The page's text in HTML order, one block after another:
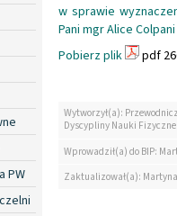
PW
w sprawie
Pani mgr Alice
Pobierz plik
pdf
Wytworzył(a):
Dyscypliny Nauki Fizyczne
Wprowadził(a) do BIP:
Zaktualizował(a):